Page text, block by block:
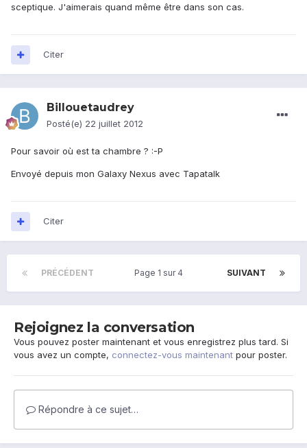
sceptique. J'aimerais quand même être dans son cas.
Citer
Billouetaudrey
Posté(e) 22 juillet 2012
Pour savoir où est ta chambre ? :-P
Envoyé depuis mon Galaxy Nexus avec Tapatalk
Citer
PRÉCÉDENT SUIVANT
Page 1 sur 4
Rejoignez la conversation
Vous pouvez poster maintenant et vous enregistrez plus tard. Si
vous avez un compte, connectez-vous maintenant pour poster.
Répondre à ce sujet…